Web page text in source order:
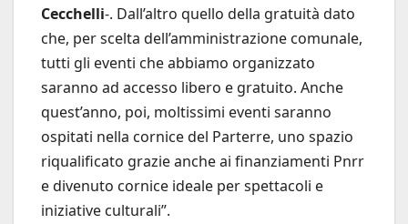
Cecchelli-. Dall’altro quello della gratuità dato
che, per scelta dell’amministrazione comunale,
tutti gli eventi che abbiamo organizzato
saranno ad accesso libero e gratuito. Anche
quest’anno, poi, moltissimi eventi saranno
ospitati nella cornice del Parterre, uno spazio
riqualificato grazie anche ai finanziamenti Pnrr
e divenuto cornice ideale per spettacoli e
iniziative culturali”.